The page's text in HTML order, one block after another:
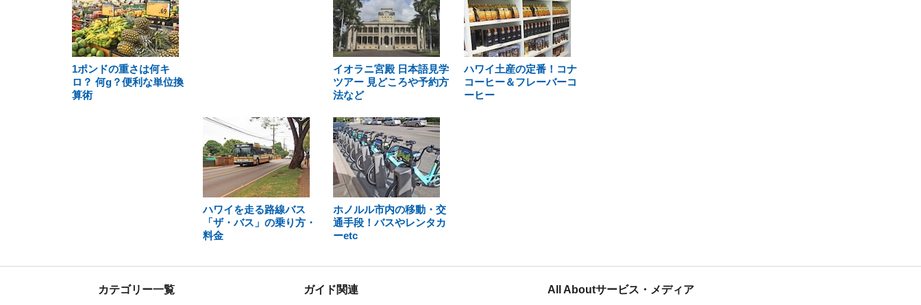
1ポンドの重さは何キ
ロ？ 何g？便利な単位換
算術
イオラニ宮殿 日本語見学
ツアー 見どころや予約方
法など
ハワイ土産の定番！コナ
コーヒー＆フレーバーコ
ーヒー
ハワイを走る路線バス
「ザ・バス」の乗り方・
料金
ホノルル市内の移動・交
通手段！バスやレンタカ
ーetc
カテゴリー一覧 ガイド関連 All Aboutサービス・メディア